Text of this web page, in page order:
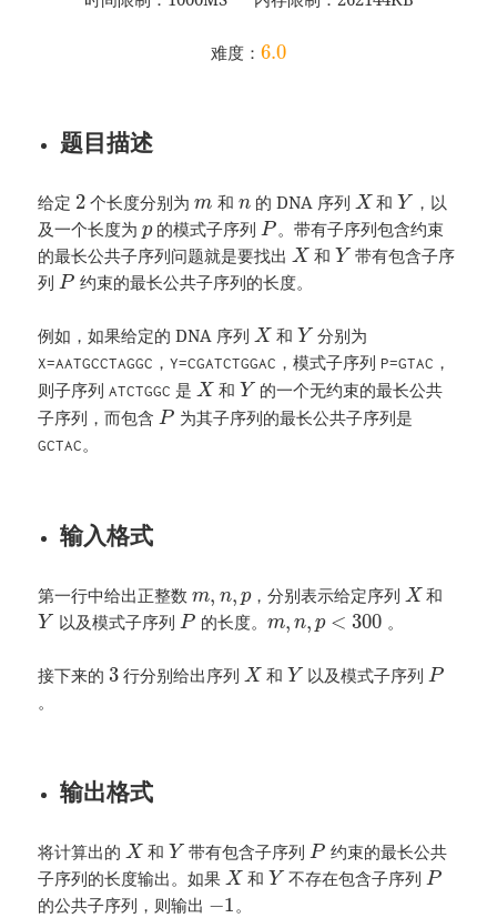
难度： 6.0
题目描述
给定 2 个长度分别为m 和 n的 DNA 序列 X和Y ，以
及一个长度为p的模式子序列 P 。带有子序列包含约束
的最长公共子序列问题就是要找出 X和 Y 带有包含子序
列 P 约束的最长公共子序列的长度。
例如，如果给定的 DNA 序列 X和 Y 分别为
X=AATGCCTAGGC ，Y=CGATCTGGAC ，模式子序列 P=GTAC ，
则子序列ATCTGGC 是 X和 Y 的一个无约束的最长公共
子序列，而包含 P 为其子序列的最长公共子序列是
GCTAC。
输入格式
第一行中给出正整数m, n, p，分别表示给定序列 X和
Y 以及模式子序列 P 的长度。 m, n, p < 300 。
接下来的3 行分别给出序列 X和 Y 以及模式子序列 P
。
输出格式
将计算出的 X和 Y 带有包含子序列 P 约束的最长公共
子序列的长度输出。如果 X和 Y 不存在包含子序列 P
的公共子序列，则输出 −1 。